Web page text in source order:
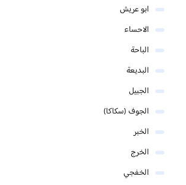
ابو عريش
الاحساء
الباحة
البديعة
الجبيل
الجوف (سكاكا)
الخبر
الخرج
الخفجي